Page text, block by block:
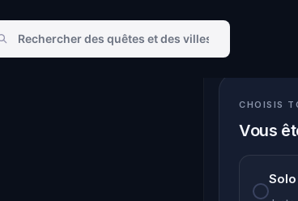
CHOISIS
Vous
Solo